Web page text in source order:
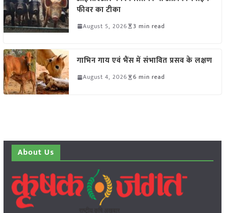
फीवर का टीका
August 5, 2026 3 min read
गाभिन गाय एवं भैंस में संभावित प्रसव के लक्षण
August 4, 2026 6 min read
About Us